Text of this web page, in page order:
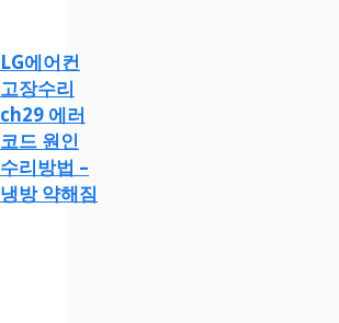
LG에어컨
고장수리
ch29 에러
코드 원인
수리방법 –
냉방 약해짐